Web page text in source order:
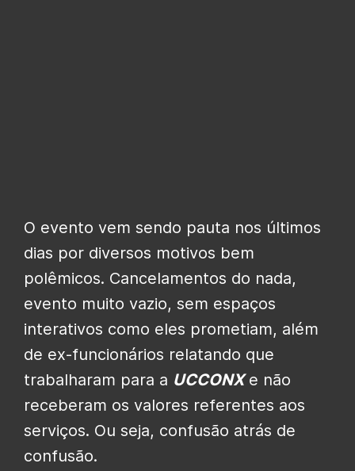
O evento vem sendo pauta nos últimos
dias por diversos motivos bem
polêmicos. Cancelamentos do nada,
evento muito vazio, sem espaços
interativos como eles prometiam, além
de ex-funcionários relatando que
trabalharam para a UCCONXe não
receberam os valores referentes aos
serviços. Ou seja, confusão atrás de
confusão.